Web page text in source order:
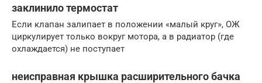
заклинило термостат
Если клапан залипает в положении «малый круг», ОЖ
циркулирует только вокруг мотора, а в радиатор (где
охлаждается) не поступает
неисправная крышка расширительного бачка